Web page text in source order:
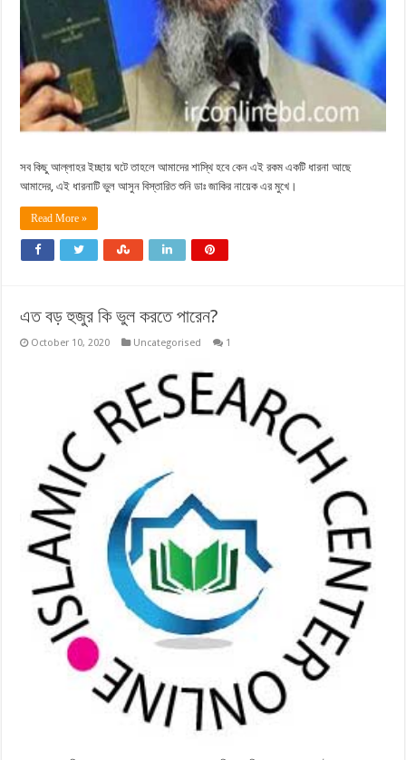
সব কিছু আল্লাহর ইচ্ছায় ঘটে তাহলে আমাদের শাস্থি হবে কেন এই রকম একটি ধারনা আছে
আমাদের, এই ধারনাটি ভুল আসুন বিস্তারিত শুনি ডাঃ জাকির নায়েক এর মুখে।
Read More »
এত বড় হুজুর কি ভুল করতে পারেন?
October 10, 2020 Uncategorised 1